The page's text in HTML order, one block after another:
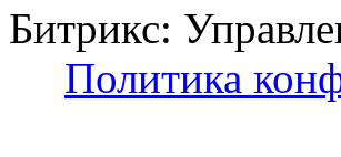
Битрикс:
Политика